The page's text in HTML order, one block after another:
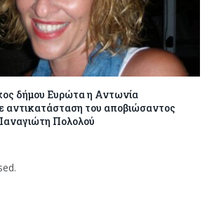
δήμου Ευρώτα η Αντωνία
αντικατάσταση του αποβιώσαντος
Πολολού